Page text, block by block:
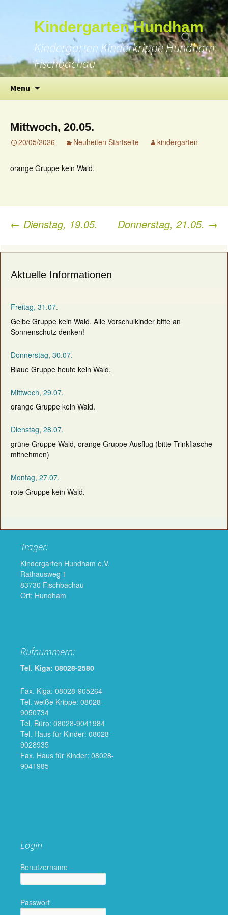
Kindergarten Hundham
Kindergarten Kinderkrippe Hundham
Fischbachau
Menu
content
Suchen
nach:
Mittwoch, 20.05.
20/05/2026 Neuheiten Startseite kindergarten
orange Gruppe kein Wald.
Post
← Dienstag, 19.05. Donnerstag, 21.05. →
Aktuelle Informationen
Freitag, 31.07.
Gelbe Gruppe kein Wald. Alle Vorschulkinder bitte an
Sonnenschutz denken!
Donnerstag, 30.07.
Blaue Gruppe heute kein Wald.
Mittwoch, 29.07.
orange Gruppe kein Wald.
Dienstag, 28.07.
grüne Gruppe Wald, orange Gruppe Ausflug (bitte Trinkflasche
mitnehmen)
Montag, 27.07.
rote Gruppe kein Wald.
Träger:
Kindergarten Hundham e.V.
Rathausweg 1
83730 Fischbachau
Ort: Hundham
Rufnummern:
Tel. Kiga: 08028-2580
Fax. Kiga: 08028-905264
Tel. weiße Krippe: 08028-
9050734
Tel. Büro: 08028-9041984
Tel. Haus für Kinder: 08028-
9028935
Fax. Haus für Kinder: 08028-
9041985
Login
Benutzername
Passwort